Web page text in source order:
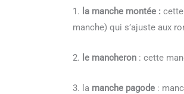
1. la manche montée :
manche) qui s’ajuste aux
2. le mancheron : cette
3. la manche pagode :